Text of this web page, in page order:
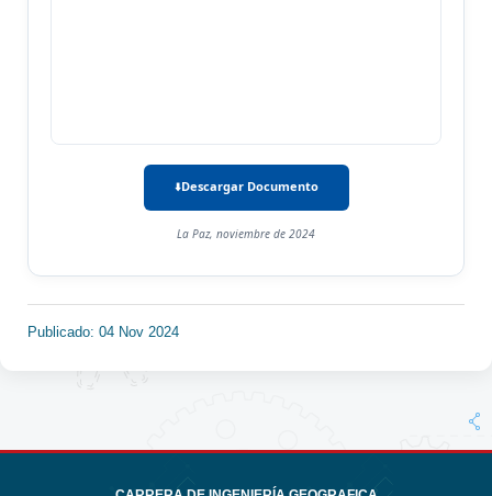
Descargar Documento
La Paz, noviembre de 2024
Publicado: 04 Nov 2024